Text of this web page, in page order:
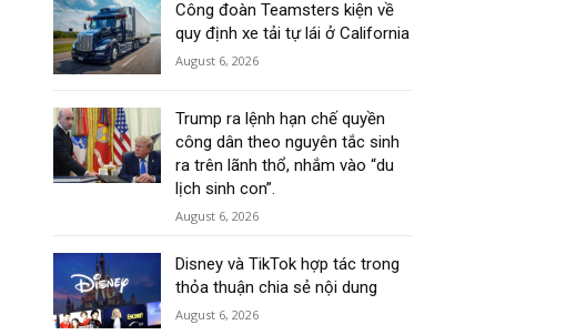
Công đoàn Teamsters kiện về
quy định xe tải tự lái ở California
August 6, 2026
Trump ra lệnh hạn chế quyền
công dân theo nguyên tắc sinh
ra trên lãnh thổ, nhắm vào “du
lịch sinh con”.
August 6, 2026
Disney và TikTok hợp tác trong
thỏa thuận chia sẻ nội dung
August 6, 2026